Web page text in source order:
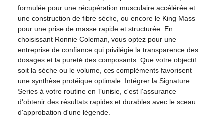
formulée pour une récupération musculaire accélérée et
une construction de fibre sèche, ou encore le King Mass
pour une prise de masse rapide et structurée. En
choisissant Ronnie Coleman, vous optez pour une
entreprise de confiance qui privilégie la transparence des
dosages et la pureté des composants. Que votre objectif
soit la sèche ou le volume, ces compléments favorisent
une synthèse protéique optimale. Intégrer la Signature
Series à votre routine en Tunisie, c'est l'assurance
d'obtenir des résultats rapides et durables avec le sceau
d'approbation d'une légende.